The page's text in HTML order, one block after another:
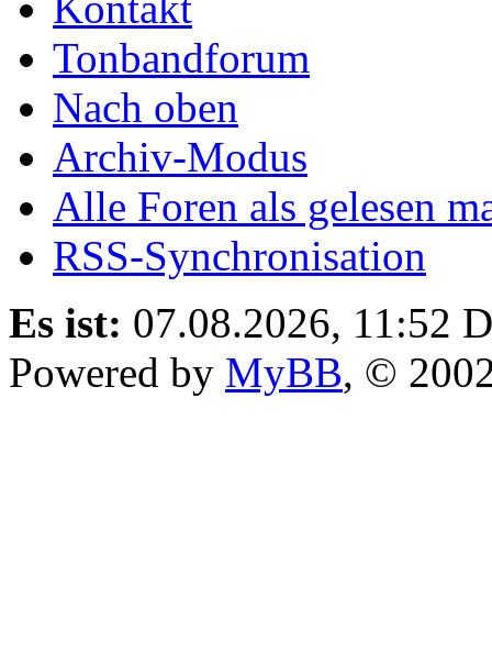
Foren-Team
Kontakt
Tonbandforum
Nach oben
Archiv-Modus
Alle Foren als gelesen
RSS-Synchronisation
Es ist:07.08.2026, 11:52